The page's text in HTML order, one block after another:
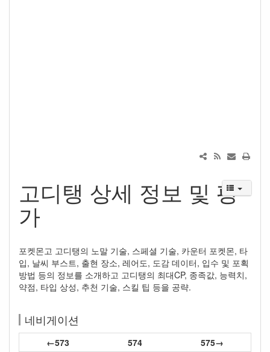
고디탱 상세 정보 및 평
가
포켓몬고 고디탱의 노말 기술, 스페셜 기술, 카운터 포켓몬, 타
입, 날씨 부스트, 출현 장소, 레어도, 도감 데이터, 입수 및 포획
방법 등의 정보를 소개하고 고디탱의 최대CP, 종족값, 능력치,
약점, 타입 상성, 추천 기술, 스킬 팁 등을 공략.
네비게이션
←573 574 575→